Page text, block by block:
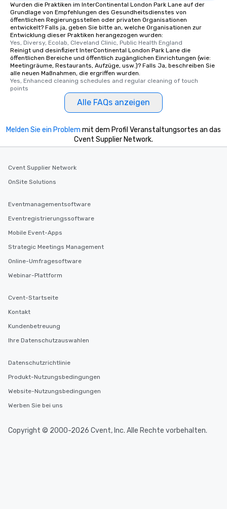
Wurden die Praktiken im InterContinental London Park Lane auf der
Grundlage von Empfehlungen des Gesundheitsdienstes von
öffentlichen Regierungsstellen oder privaten Organisationen
entwickelt? Falls ja, geben Sie bitte an, welche Organisationen zur
Entwicklung dieser Praktiken herangezogen wurden:
Yes, Diversy, Ecolab, Cleveland Clinic, Public Health England
Reinigt und desinfiziert InterContinental London Park Lane die
öffentlichen Bereiche und öffentlich zugänglichen Einrichtungen (wie:
Meetingräume, Restaurants, Aufzüge, usw.)? Falls Ja, beschreiben Sie
alle neuen Maßnahmen, die ergriffen wurden.
Yes, Enhanced cleaning schedules and regular cleaning of touch
points
Alle FAQs anzeigen
Melden Sie ein Problem mit dem Profil Veranstaltungsortes an das
Cvent Supplier Network.
Cvent Supplier Network
OnSite Solutions
Eventmanagementsoftware
Eventregistrierungssoftware
Mobile Event-Apps
Strategic Meetings Management
Online-Umfragesoftware
Webinar-Plattform
Cvent-Startseite
Kontakt
Kundenbetreuung
Ihre Datenschutzauswahlen
Datenschutzrichtlinie
Produkt-Nutzungsbedingungen
Website-Nutzungsbedingungen
Werben Sie bei uns
Copyright © 2000-2026 Cvent, Inc. Alle Rechte vorbehalten.